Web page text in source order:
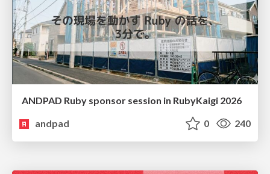
ANDPAD Ruby sponsor session in RubyKaigi 2026
andpad
0 240